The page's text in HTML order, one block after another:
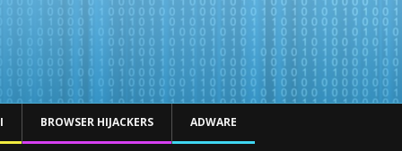
BROWSER HIJACKERS ADWARE